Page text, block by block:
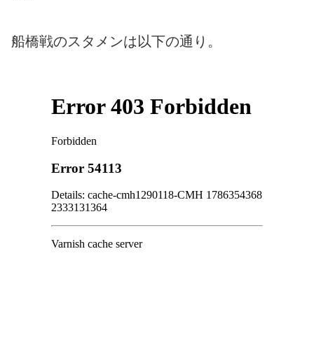
船橋戦のスタメンは以下の通り。